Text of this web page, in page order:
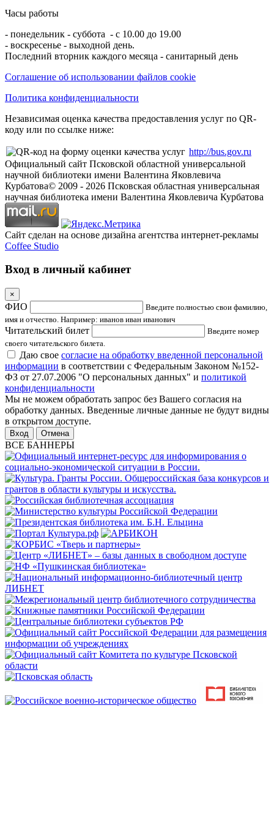
Часы работы
- понедельник - суббота - с 10.00 до 19.00
- воскресенье - выходной день.
Последний вторник каждого месяца - санитарный день
Соглашение об использовании файлов cookie
Политика конфиденциальности
Независимая оценка качества предоставления услуг по QR-
коду или по ссылке ниже:
http://bus.gov.ru
Официальный сайт Псковской областной универсальной
научной библиотеки имени Валентина Яковлевича
Курбатова© 2009 - 2026 Псковская областная универсальная
научная библиотека имени Валентина Яковлевича Курбатова
Сайт сделан на основе дизайна агентства интернет-рекламы
Coffee Studio
Вход в личный кабинет
×
ФИО
Введите полностью свои фамилию,
имя и отчество. Например: иванов иван иванович
Читательский билет
Введите номер
своего читательского билета.
Даю свое согласие на обработку введенной персональной
информации в соответствии с Федеральным Законом №152-
ФЗ от 27.07.2006 "О персональных данных" и политикой
конфиденциальности
Мы не можем обработать запрос без Вашего согласия на
обработку данных. Введенные личные данные не будут видны
в открытом доступе.
Отмена
ВСЕ БАННЕРЫ